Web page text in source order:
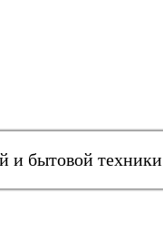
и бытовой техники